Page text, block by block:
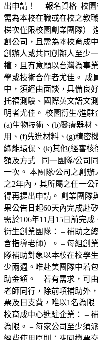
出申請！ 報名資格 校園
需為本校在職或在校之教
梯次僅限校園創業團隊）
創公司，且需為本校育成
創辦人或共同創辦人至少
權，且有意願以台灣為事
學或技術合作者尤佳。 成
中，須經由面談，具備良
托福測驗、國際英文語文
明者尤佳。 校園衍生/進駐
(a)生物技術、(b)醫療器材
用、(f)先進材料、(g)精密
綠能環保、(k)其他(經審
額及方式 同一團隊/公司
一次。 本團隊/公司之創
之2年內，其所屬之任一
得再提出申請。 創業團隊
果公告日起60天內完成赴
需於106年11月15日前完
衍生創業團隊： – 補助之
含指導老師）。 – 每組創
隊補助對象以本校在校學
少兩週。唯赴美團隊中若
助金額。 – 若有需求，可
老師同行，除前項補助外
票及日支費，唯以1名為限
校育成中心進駐企業： –
為限。 – 每家公司至少須